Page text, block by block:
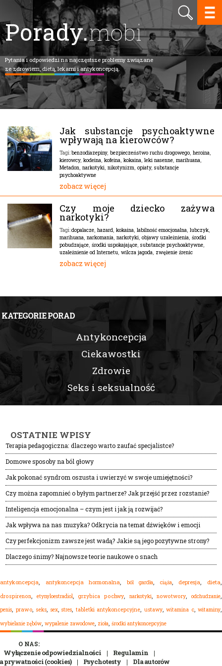
Porady.mobi
Pytania i odpowiedzi na najczęstsze problemy związane
ze zdrowiem, dietą, lekami i antykoncepcją.
Jak substancje psychoaktywne
wpływają na kierowców?
Tagi:benzodiazepiny, bezpieczeństwo ruchu drogowego, heroina,
kierowcy, kodeina, kofeina, kokaina, leki nasenne, marihuana,
Metadon, narkotyki, nikotynizm, opiaty, substancje
psychoaktywne
zobacz więcej
Czy moje dziecko zażywa
narkotyki?
Tagi:dopalacze, hazard, kokaina, labilność emocjonalna, lubczyk,
marihuana, narkomania, narkotyki, objawy uzależnienia, środki
pobudzające, środki uspokajające, substancje psychoaktywne,
uzależnienie od Internetu, wilcza jagoda, zwężenie źrenic
zobacz więcej
KATEGORIE PORAD
Antykoncepcja
Ciekawostki
Zdrowie
Seks i seksualność
OSTATNIE WPISY
Terapia pedagogiczna: dlaczego warto zaufać specjalistce?
Domowe sposoby na ból głowy
Jak pokonać syndrom oszusta i uwierzyć w swoje umiejętności?
Czy można zapomnieć o byłym partnerze? Jak przejść przez rozstanie?
Inteligencja emocjonalna – czym jest i jak ją rozwijać?
Jak wpływa na nas muzyka? Odkrycia na temat dźwięków i emocji
Czy perfekcjonizm zawsze jest wadą? Jakie są jego pozytywne strony?
Dlaczego śnimy? Najnowsze teorie naukowe o snach
antykoncepcja antykoncepcja hormonalna ból gardła ciąża depresja ,dieta
drospirenon etynyloestradiol grzybica pochwy narkotyki ,nowotwory ,odchudzanie
penis prawo, seks sex, stres tabletki antykoncepcyjne ustawy, witamina c, witaminy
wybielanie zębów wypalenie zawodowe zioła środki antykoncepcyjne
O NAS:
Wyłączenie odpowiedzialności
Regulamin
prywatności (cookies)
Psychotesty Dla autorów